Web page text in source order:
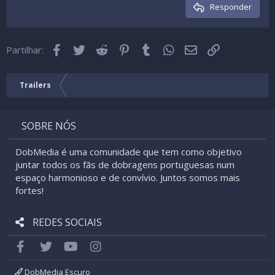
26
Trebuchet MS
Cabeçalho 3Responder
Partilhar: Facebook
Twitter Reddit Pinterest
Tumblr WhatsApp
Email
Trailers
SOBRE NÓS
DobMedia é uma comunidade que tem como objetivo
juntar todos os fãs de dobragens portuguesas num
espaço harmonioso e de convívio. Juntos somos mais
fortes!
REDES SOCIAIS
FacebookTwitter youtube
DobMedia Escuro